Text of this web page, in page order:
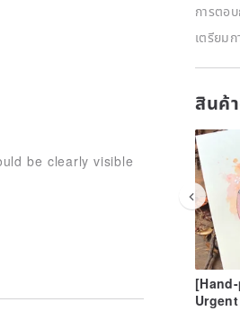
การตอ
เตรียม
สินค้
be clearly visible